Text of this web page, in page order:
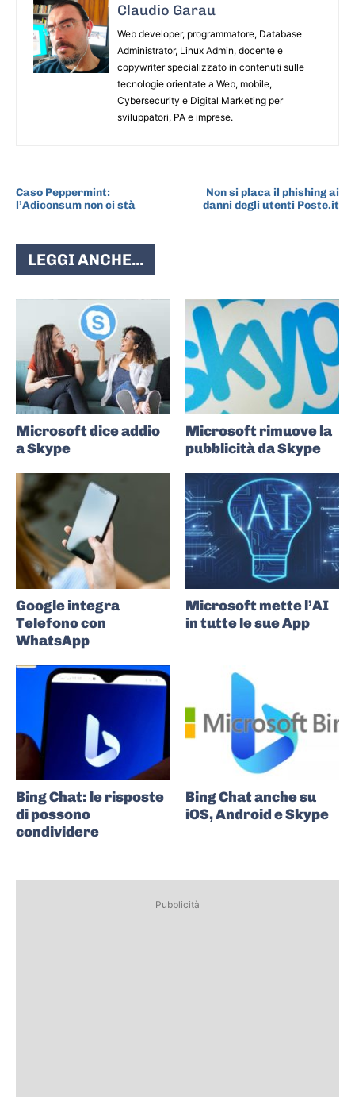
Claudio Garau
Web developer, programmatore, Database
Administrator, Linux Admin, docente e
copywriter specializzato in contenuti sulle
tecnologie orientate a Web, mobile,
Cybersecurity e Digital Marketing per
sviluppatori, PA e imprese.
Caso Peppermint:
l’Adiconsum non ci stà
Non si placa il phishing ai
danni degli utenti Poste.it
LEGGI ANCHE...
Microsoft dice addio
a Skype
Microsoft rimuove la
pubblicità da Skype
Google integra
Telefono con
WhatsApp
Microsoft mette l’AI
in tutte le sue App
Bing Chat: le risposte
di possono
condividere
Bing Chat anche su
iOS, Android e Skype
Pubblicità